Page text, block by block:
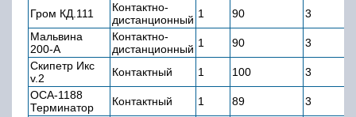
Гром КД.111
Контактно-
дистанционный 1 90
3
Мальвина
200-А
Контактно-
дистанционный 1 90
3
Скипетр Икс
v.2
Контактный 1 100
3
ОСА-1188
Терминатор
Контактный 1 89 3